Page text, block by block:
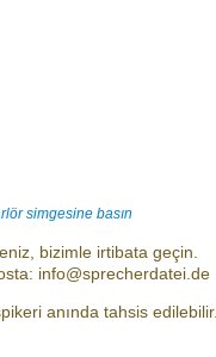
simgesine basın
bizimle irtibata geçin.
info@sprecherdatei.de
anında tahsis edilebilir.